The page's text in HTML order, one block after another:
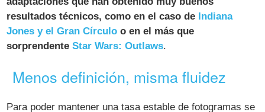
resultados técnicos, como en el caso de Indiana
Jones y el Gran Círculo o en el más que
sorprendenteStar Wars: Outlaws.
Menos definición, misma fluidez
Para poder mantener una tasa estable de fotogramas se